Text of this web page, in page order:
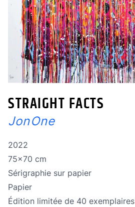
STRAIGHT FACTS
JonOne
Année de réalisation
2022
Dimensions
75x70 cm
Technique
Sérigraphie sur papier
Technique
Papier
édition limitée
Édition limitée de 40 exemplaires